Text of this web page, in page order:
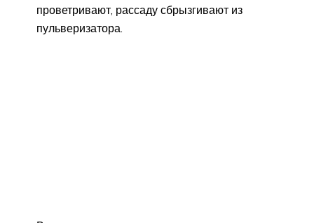
проветривают, рассаду сбрызгивают из
пульверизатора.